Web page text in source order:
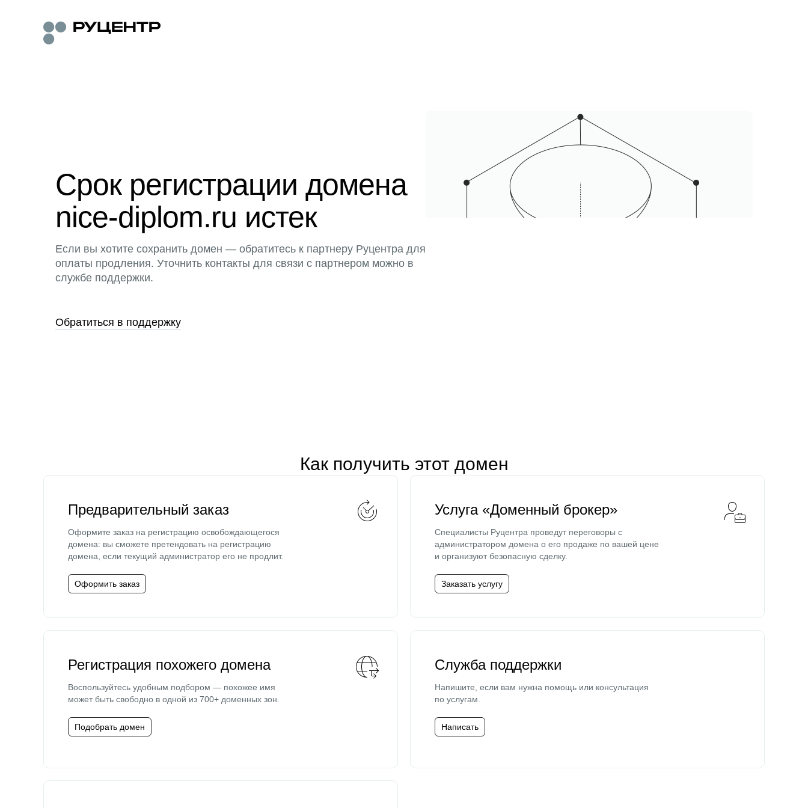
Срок регистрации домена
nice-diplom.ru истек
Если вы хотите сохранить домен — обратитесь к партнеру Руцентра для
оплаты продления. Уточнить контакты для связи с партнером можно в
службе поддержки.
Обратиться в поддержку
Как получить этот домен
Предварительный заказ
Оформите заказ на регистрацию освобождающегося
домена: вы сможете претендовать на регистрацию
домена, если текущий администратор его не продлит.
Оформить заказ
Услуга «Доменный брокер»
Специалисты Руцентра проведут переговоры с
администратором домена о его продаже по вашей цене
и организуют безопасную сделку.
Заказать услугу
Регистрация похожего домена
Воспользуйтесь удобным подбором — похожее имя
может быть свободно в одной из 700+ доменных зон.
Подобрать домен
Служба поддержки
Напишите, если вам нужна помощь или консультация
по услугам.
Написать